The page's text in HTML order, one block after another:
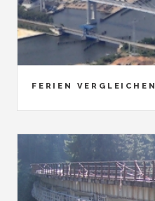
FERIEN VERGLEICHEN